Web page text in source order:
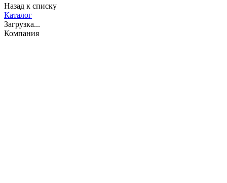
Назад к списку
Каталог
Загрузка...
Компания